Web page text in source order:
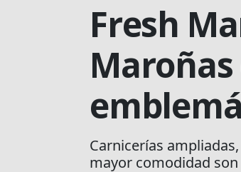
Fresh
Carnicerías
mayor comodidad